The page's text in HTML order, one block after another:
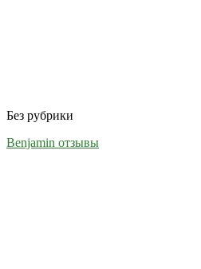
Без рубрики
Benjamin отзывы